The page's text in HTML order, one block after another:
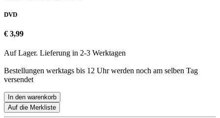
DVD
€ 3,99
Auf Lager. Lieferung in 2-3 Werktagen
Bestellungen werktags bis 12 Uhr werden noch am selben Tag
versendet
In den warenkorb
Auf die Merkliste